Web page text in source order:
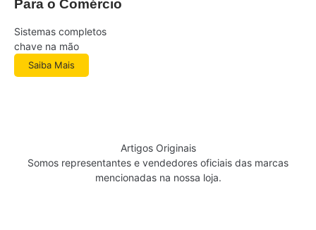
Para o Comércio
Sistemas completos
chave na mão
Saiba Mais
Artigos Originais
Somos representantes e vendedores oficiais das marcas
mencionadas na nossa loja.